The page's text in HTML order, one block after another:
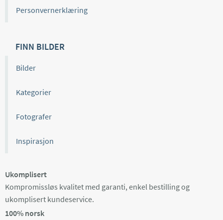
Personvernerklæring
FINN BILDER
Bilder
Kategorier
Fotografer
Inspirasjon
Ukomplisert
Kompromissløs kvalitet med garanti, enkel bestilling og
ukomplisert kundeservice.
100% norsk